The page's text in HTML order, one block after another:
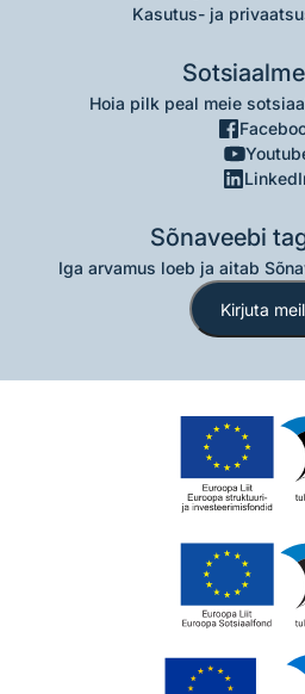
Kasutus- ja
Hoia pilk peal meie
Sõnaveebi
Iga arvamus loeb ja aitab
Kirjuta